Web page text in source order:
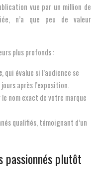
vue par un million de
n’a que peu de valeur
plus profonds :
, qui évalue si l’audience se
après l’exposition.
nom exact de votre marque
qualifiés, témoignant d’un
passionnés plutôt